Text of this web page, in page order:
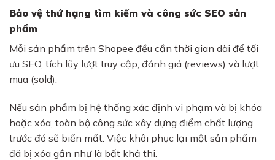
Bảo vệ thứ hạng tìm kiếm và công sức SEO sản
phẩm
Mỗi sản phẩm trên Shopee đều cần thời gian dài để tối
ưu SEO, tích lũy lượt truy cập, đánh giá (reviews) và lượt
mua (sold).
Nếu sản phẩm bị hệ thống xác định vi phạm và bị khóa
hoặc xóa, toàn bộ công sức xây dựng điểm chất lượng
trước đó sẽ biến mất. Việc khôi phục lại một sản phẩm
đã bị xóa gần như là bất khả thi.